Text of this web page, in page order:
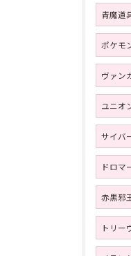
青魔道
ポケモ
ヴァン
ユニオ
サイバ
ドロマ
赤黒邪
トリー